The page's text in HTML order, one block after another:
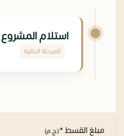
استلام المشروع
المرحلة الحالية
مبلغ القسط *(ج.م)